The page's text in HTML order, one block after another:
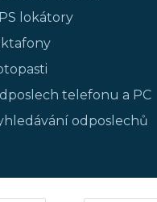
lokátory
telefonu a PC
odposlechů